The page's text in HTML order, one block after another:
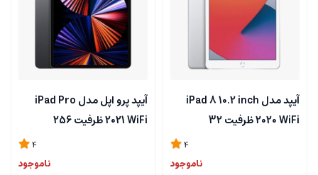
آیپد مدل iPad 8 10.2 inch
2020 WiFi ظرفیت 32
ناموجود
آیپد پرو اپل مدل iPad Pro
2021 WiFi ظرفیت 256
ناموجود